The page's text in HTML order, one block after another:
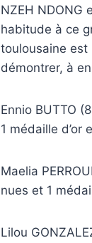
NZEH NDONG
habitude à ce
toulousaine est
démontrer, à
Ennio BUTTO
1 médaille d’or
Maelia
nues et 1
Lilou